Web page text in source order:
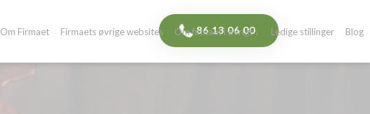
Om Firmaet Firmaets øvrige websites Om firmaet i øvrigt ↓ Ledige stillinger Blog
​86 13 06 00​